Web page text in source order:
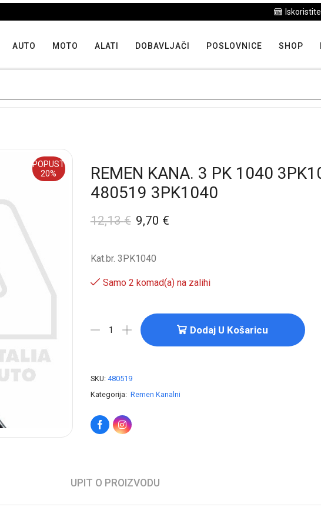
Iskoristite maksimalne popuste proizvoda u "Hit tjedna"
AUTO MOTO ALATI DOBAVLJAČI POSLOVNICE SHOP
POPUST
20%
REMEN KANA. 3 PK 1040
480519 3PK1040
12,13€ 9,70 €
Kat.br. 3PK1040
Samo 2 komad(a) na zalihi
Dodaj U Košaricu
SKU: 480519
Kategorija: Remen Kanalni
UPIT O PROIZVODU